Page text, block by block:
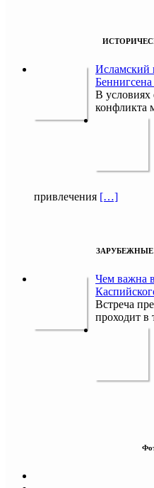
Исламский
В условиях
конфликта
привлечения […]
Чем важна
Встреча
проходит в